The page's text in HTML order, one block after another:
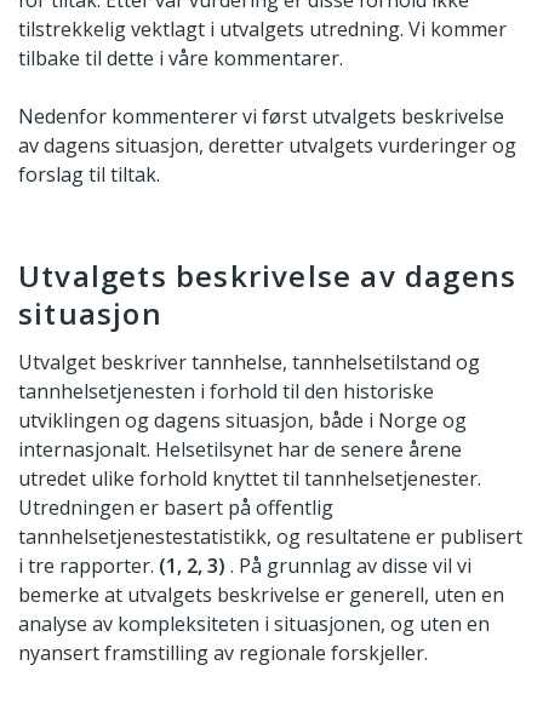
tilstrekkelig vektlagt i utvalgets utredning. Vi kommer
tilbake til dette i våre kommentarer.
Nedenfor kommenterer vi først utvalgets beskrivelse
av dagens situasjon, deretter utvalgets vurderinger og
forslag til tiltak.
Utvalgets beskrivelse av dagens
situasjon
Utvalget beskriver tannhelse, tannhelsetilstand og
tannhelsetjenesten i forhold til den historiske
utviklingen og dagens situasjon, både i Norge og
internasjonalt. Helsetilsynet har de senere årene
utredet ulike forhold knyttet til tannhelsetjenester.
Utredningen er basert på offentlig
tannhelsetjenestestatistikk, og resultatene er publisert
i tre rapporter. (1, 2, 3) . På grunnlag av disse vil vi
bemerke at utvalgets beskrivelse er generell, uten en
analyse av kompleksiteten i situasjonen, og uten en
nyansert framstilling av regionale forskjeller.